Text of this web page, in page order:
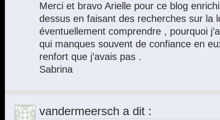
Merci et bravo Arielle pour ce blog
dessus en faisant des recherches sur la
éventuellement comprendre , pourquoi
qui manques souvent de confiance en
renfort que j’avais pas .
Sabrina
vandermeersch a dit :